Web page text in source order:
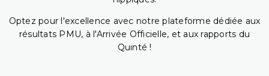
Optez pour l'excellence avec notre plateforme dédiée aux
résultats PMU, à l'Arrivée Officielle, et aux rapports du
Quinté !